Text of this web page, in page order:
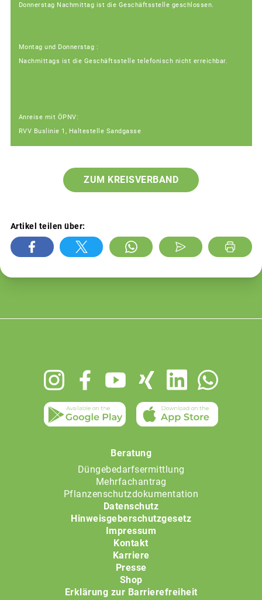
Donnerstag Nachmittag ist die Geschäftsstelle geschlossen.
Montag und Donnerstag :
Nachmittags ist die Geschäftsstelle telefonisch nicht erreichbar.
Anreise mit ÖPNV:
RVV Buslinie 1, Haltestelle Sandgasse
ZUM KREISVERBAND
Artikel teilen über:
Beratung
Düngebedarfsermittlung
Mehrfachantrag
Pflanzenschutzdokumentation
Datenschutz
Hinweisgeberschutzgesetz
Impressum
Kontakt
Karriere
Presse
Shop
Erklärung zur Barrierefreiheit